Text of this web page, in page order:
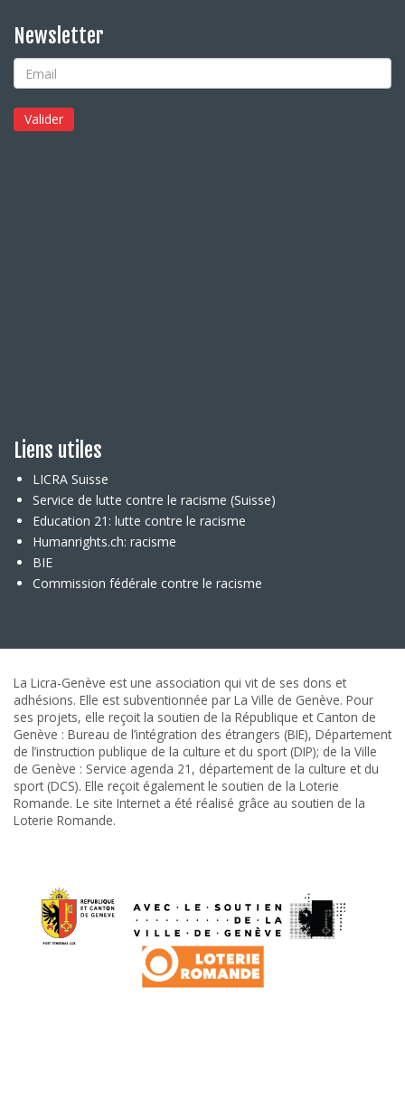
Newsletter
Liens utiles
LICRA Suisse
Service de lutte contre le racisme (Suisse)
Education 21: lutte contre le racisme
Humanrights.ch: racisme
BIE
Commission fédérale contre le racisme
La Licra-Genève est une association qui vit de ses dons et
adhésions. Elle est subventionnée par La Ville de Genève. Pour
ses projets, elle reçoit la soutien de la République et Canton de
Genève : Bureau de l’intégration des étrangers (BIE), Département
de l’instruction publique de la culture et du sport (DIP); de la Ville
de Genève : Service agenda 21, département de la culture et du
sport (DCS). Elle reçoit également le soutien de la Loterie
Romande. Le site Internet a été réalisé grâce au soutien de la
Loterie Romande.